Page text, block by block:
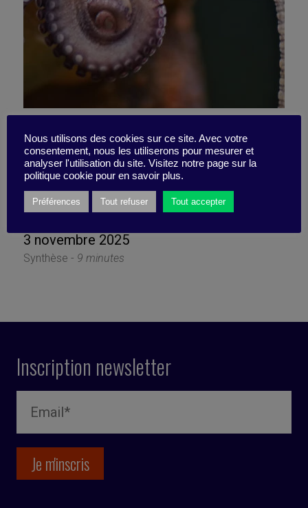
7 leçons du vivant pour
penser l’entreprise de
demain
3 novembre 2025
Synthèse - 9 minutes
Inscription newsletter
Nous utilisons des cookies sur ce site. Avec votre
consentement, nous les utiliserons pour mesurer et
analyser l'utilisation du site. Visitez notre page sur la
politique cookie pour en savoir plus.
Préférences Tout refuser Tout accepter